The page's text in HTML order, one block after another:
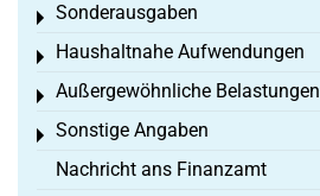
Sonderausgaben
Toggle menu
Haushaltnahe Aufwendungen
Toggle menu
Außergewöhnliche Belastungen
Toggle menu
Sonstige Angaben
Toggle menu
Nachricht ans Finanzamt